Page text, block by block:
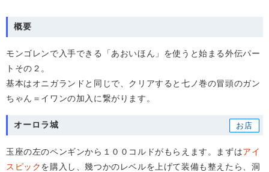
概要
モンゴレンで入手できる「あおいほん」を使うと始まる外伝パー
トその２。
基本はオニガランドと同じで、クリアすると七ノ巻の冒頭のガン
ちゃん＝イワンの加入に繋がります。
オーロラ城
玉座の左のペンギンから１００コルドがもらえます。まずはアイ
スピックを購入し、幾つかのレベルを上げて装備も整えたら、洞